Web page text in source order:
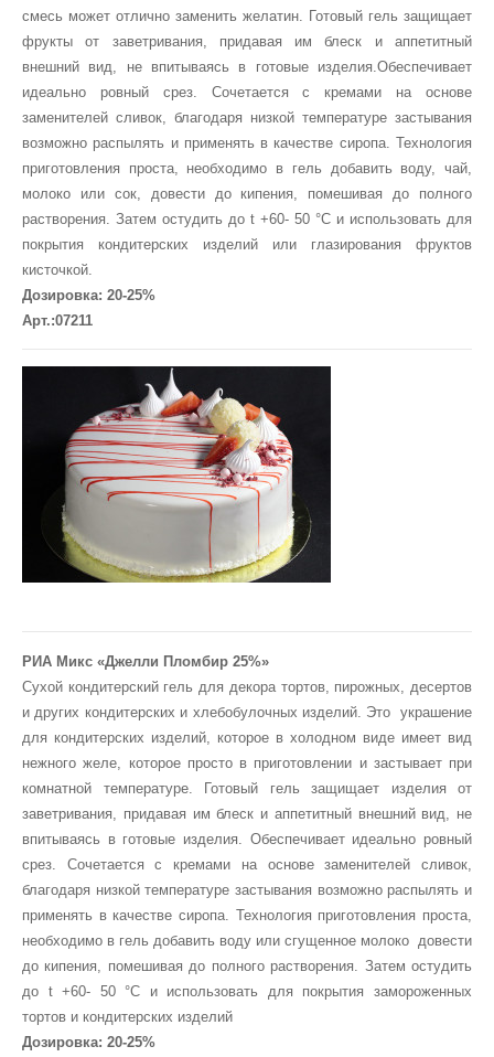
смесь может отлично заменить желатин. Готовый гель защищает
фрукты от заветривания, придавая им блеск и аппетитный
внешний вид, не впитываясь в готовые изделия.Обеспечивает
идеально ровный срез. Сочетается с кремами на основе
заменителей сливок, благодаря низкой температуре застывания
возможно распылять и применять в качестве сиропа. Технология
приготовления проста, необходимо в гель добавить воду, чай,
молоко или сок, довести до кипения, помешивая до полного
растворения. Затем остудить до t +60- 50 °С и использовать для
покрытия кондитерских изделий или глазирования фруктов
кисточкой.
Дозировка: 20-25%
Арт.:07211
РИА Микс «Джелли Пломбир 25%»
Сухой кондитерский гель для декора тортов, пирожных, десертов
и других кондитерских и хлебобулочных изделий. Это украшение
для кондитерских изделий, которое в холодном виде имеет вид
нежного желе, которое просто в приготовлении и застывает при
комнатной температуре. Готовый гель защищает изделия от
заветривания, придавая им блеск и аппетитный внешний вид, не
впитываясь в готовые изделия. Обеспечивает идеально ровный
срез. Сочетается с кремами на основе заменителей сливок,
благодаря низкой температуре застывания возможно распылять и
применять в качестве сиропа. Технология приготовления проста,
необходимо в гель добавить воду или сгущенное молоко довести
до кипения, помешивая до полного растворения. Затем остудить
до t +60- 50 °С и использовать для покрытия замороженных
тортов и кондитерских изделий
Дозировка: 20-25%